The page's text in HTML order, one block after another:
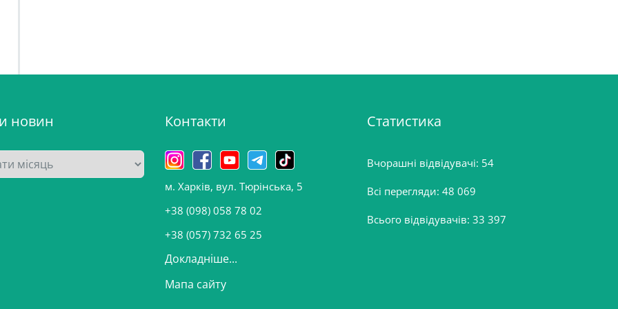
новин Контакти
м. Харків, вул. Тюрінська, 5
+38 (098) 058 78 02
+38 (057) 732 65 25
Докладніше...
Мапа сайту
Статистика
Вчорашні відвідувачі: 54
Всі перегляди: 48 069
Всього відвідувачів: 33 397